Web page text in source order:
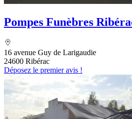
Pompes Funèbres
16 avenue Guy de Larigaudie
24600 Ribérac
Déposez le premier avis !